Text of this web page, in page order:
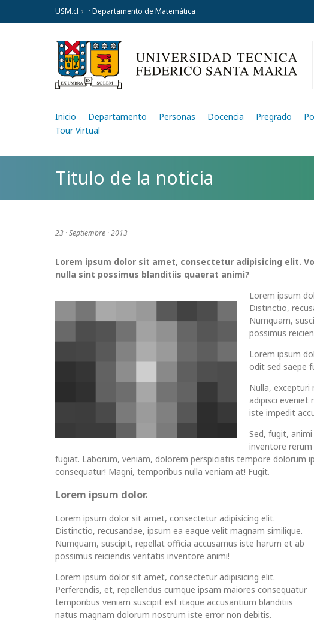
USM.cl · Departamento de Matemática
Inicio Departamento Personas Docencia Pregrado
Tour Virtual
Titulo de la noticia
23 · Septiembre · 2013
Lorem ipsum dolor sit amet, consectetur adipisicing elit.
nulla sint possimus blanditiis quaerat animi?
Lorem ipsum
Distinctio,
Numquam,
possimus
Lorem ipsum
odit sed saepe
Nulla,
adipisci eveniet
iste impedit
Sed, fugit,
inventore
fugiat. Laborum, veniam, dolorem perspiciatis tempore dolorum
consequatur! Magni, temporibus nulla veniam at! Fugit.
Lorem ipsum dolor.
Lorem ipsum dolor sit amet, consectetur adipisicing elit.
Distinctio, recusandae, ipsum ea eaque velit magnam similique.
Numquam, suscipit, repellat officia accusamus iste harum et ab
possimus reiciendis veritatis inventore animi!
Lorem ipsum dolor sit amet, consectetur adipisicing elit.
Perferendis, et, repellendus cumque ipsam maiores consequatur
temporibus veniam suscipit est itaque accusantium blanditiis
natus magnam dolorum nostrum iste error non debitis.